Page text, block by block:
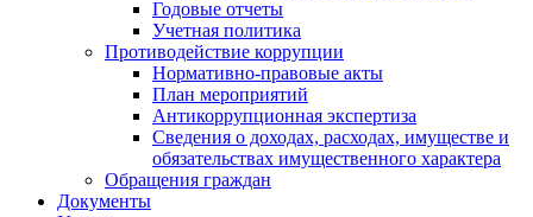
Годовые отчеты
Учетная политика
Противодействие коррупции
Нормативно-правовые акты
План мероприятий
Антикоррупционная экспертиза
Сведения о доходах, расходах, имуществе и
обязательствах имущественного характера
Обращения граждан
Документы